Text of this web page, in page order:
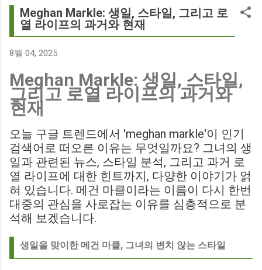
다음과 같습니다. The 9 players set to miss Southampton v
Birmingham City ft £7m striker Damion Downs : 사우스햄튼과
버밍엄 시티 경기에서 총 9명의 선수가 결장할 예정이며, 특히
700만 파운드 스트라이커 데미언 다운스의 결장은 사우스햄튼
Birmingham City LIVE Score Updates in EFL Championship
Match : 경기 당일 실시간 스코어 업데이트를 제공하는 뉴스로,
팬들의 높은 관심도를 반영합니다. Chris Davies: Birmingham
City boss says his side have to try to "be themselves" away
from home : 버밍엄 시티의 크리스 데이비스 감독은 원정 경기
에서 팀 고유의 색깔을 유지하는 것이 중요하다고 강조했습니
다. ...
Meghan Markle: 생일, 스타일, 그리고 로
열 라이프의 과거와 현재
8월 04, 2025
Meghan Markle: 생일, 스타일,
그리고 로열 라이프의 과거와
현재
오늘 구글 트렌드에서 'meghan markle'이 인기
검색어로 떠오른 이유는 무엇일까요? 그녀의 생
일과 관련된 뉴스, 스타일 분석, 그리고 과거 로
열 라이프에 대한 힌트까지, 다양한 이야기가 얽
혀 있습니다. 메건 마클이라는 이름이 다시 한번
대중의 관심을 사로잡는 이유를 심층적으로 분
석해 보겠습니다.
생일을 맞이한 메건 마클, 그녀의 변치 않는 스타일